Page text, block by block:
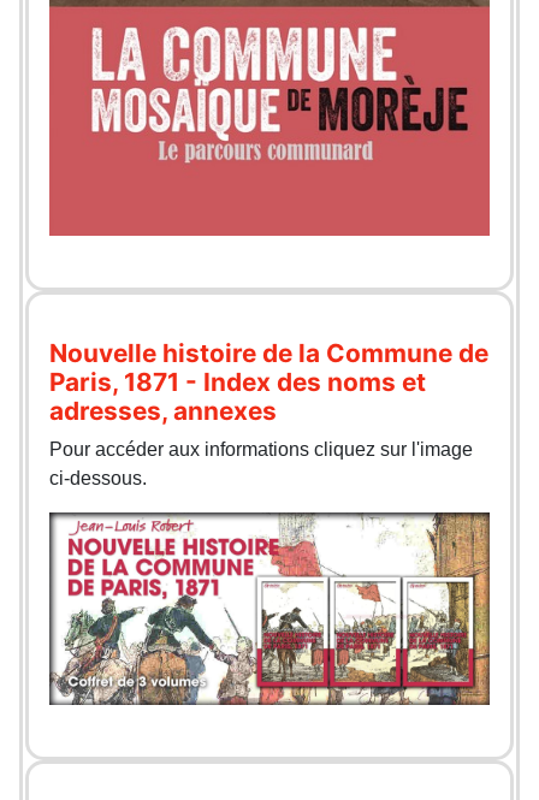
Nouvelle histoire de la Commune de
Paris, 1871 - Index des noms et
adresses, annexes
Pour accéder aux informations cliquez sur l'image
ci-dessous.